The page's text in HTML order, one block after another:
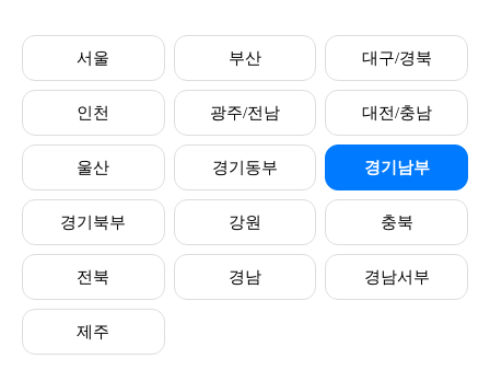
서울 부산 대구/경북
인천 광주/전남 대전/충남
울산 경기동부 경기남부
경기북부 강원 충북
전북 경남 경남서부
제주